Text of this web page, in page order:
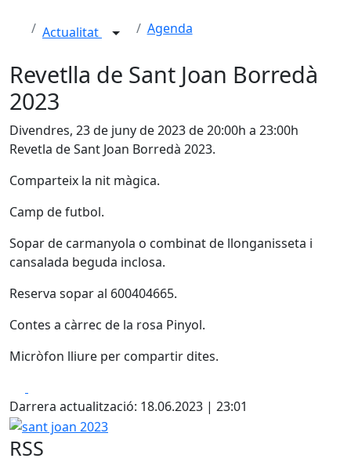
Actualitat Agenda
Revetlla de Sant Joan Borredà
2023
Divendres, 23 de juny de 2023 de 20:00h a 23:00h
Revetla de Sant Joan Borredà 2023.
Comparteix la nit màgica.
Camp de futbol.
Sopar de carmanyola o combinat de llonganisseta i
cansalada beguda inclosa.
Reserva sopar al 600404665.
Contes a càrrec de la rosa Pinyol.
Micròfon lliure per compartir dites.
Darrera actualització: 18.06.2023 | 23:01
sant joan 2023
RSS